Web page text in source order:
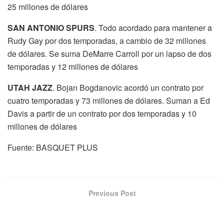
25 millones de dólares
SAN ANTONIO SPURS. Todo acordado para mantener a
Rudy Gay por dos temporadas, a cambio de 32 millones
de dólares. Se suma DeMarre Carroll por un lapso de dos
temporadas y 12 millones de dólares
UTAH JAZZ. Bojan Bogdanovic acordó un contrato por
cuatro temporadas y 73 millones de dólares. Suman a Ed
Davis a partir de un contrato por dos temporadas y 10
millones de dólares
Fuente: BASQUET PLUS
Previous Post